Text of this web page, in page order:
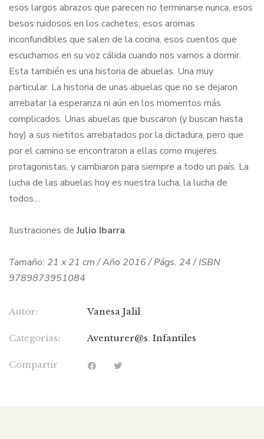
esos largos abrazos que parecen no terminarse nunca, esos
besos ruidosos en los cachetes, esos aromas
inconfundibles que salen de la cocina, esos cuentos que
escuchamos en su voz cálida cuando nos vamos a dormir.
Esta también es una historia de abuelas. Una muy
particular. La historia de unas abuelas que no se dejaron
arrebatar la esperanza ni aún en los momentos más
complicados. Unas abuelas que buscaron (y buscan hasta
hoy) a sus nietitos arrebatados por la dictadura, pero que
por el camino se encontraron a ellas como mujeres
protagonistas, y cambiaron para siempre a todo un país. La
lucha de las abuelas hoy es nuestra lucha, la lucha de
todos…
Ilustraciones deJulio Ibarra.
Tamaño: 21 x 21 cm / Año 2016 / Págs. 24 / ISBN
9789873951084
Autor: Vanesa Jalil
Categorías: Aventurer@s, Infantiles
Compartir